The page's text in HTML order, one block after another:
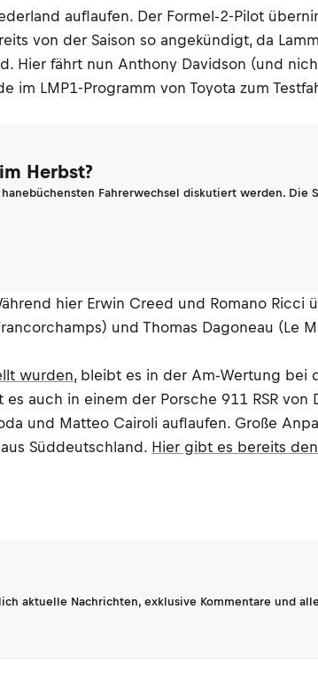
auflaufen. Der Formel-2-Pilot
von der Saison so angekündigt, da
Hier fährt nun Anthony Davidson (und
im LMP1-Programm von Toyota zum
Herbst?
Fahrerwechsel diskutiert werden. Die
hier Erwin Creed und Romano Ricci
und Thomas Dagoneau (Le
wurden, bleibt es in der Am-Wertung bei
auch in einem der Porsche 911 RSR
und Matteo Cairoli auflaufen. Große
Süddeutschland. Hier gibt es bereits
aktuelle Nachrichten, exklusive Kommentare und